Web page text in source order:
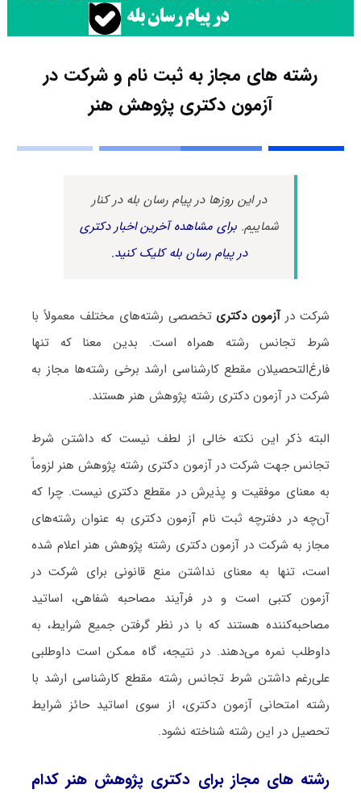
رشته های مجاز به ثبت نام و شرکت در
آزمون دکتری پژوهش هنر
در این روزها در پیام رسان بله در کنار
شماییم.برای مشاهده آخرین اخبار دکتری
در پیام رسان بله کلیک کنید.
شرکت درآزمون دکتری تخصصی رشته‌های مختلف معمولاً با
شرط تجانس رشته همراه است. بدین معنا که تنها
فارغ‌التحصیلان مقطع کارشناسی ارشد برخی رشته‌ها مجاز به
شرکت در آزمون دکتری رشته پژوهش هنر هستند.
البته ذکر این نکته خالی از لطف نیست که داشتن شرط
تجانس جهت شرکت در آزمون دکتری رشته پژوهش هنر لزوماً
به معنای موفقیت و پذیرش در مقطع دکتری نیست. چرا که
آن‌چه در دفترچه ثبت نام آزمون دکتری به عنوان رشته‌های
مجاز به شرکت در آزمون دکتری رشته پژوهش هنر اعلام شده
است، تنها به معنای نداشتن منع قانونی برای شرکت در
آزمون کتبی است و در فرآیند مصاحبه شفاهی، اساتید
مصاحبه‌کننده هستند که با در نظر گرفتن جمیع شرایط، به
داوطلب نمره می‌دهند. در نتیجه، گاه ممکن است داوطلبی
علی‌رغم داشتن شرط تجانس رشته مقطع کارشناسی ارشد با
رشته امتحانی آزمون دکتری، از سوی اساتید حائز شرایط
تحصیل در این رشته شناخته نشود.
رشته های مجاز برای دکتری پژوهش هنر کدام